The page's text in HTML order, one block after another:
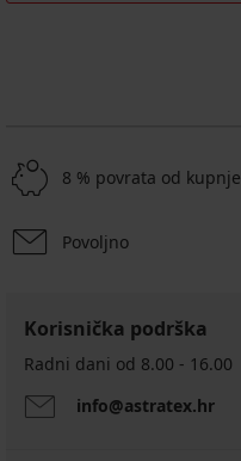
8 % povrata od kupnje
Povoljno
Korisnička podrška
Radni dani od 8.00 - 16.00
info@astratex.hr